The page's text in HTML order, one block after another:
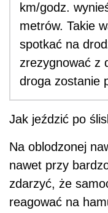
km/godz.
metrów. Takie
spotkać na
zrezygnować z
droga zostanie
Jak jeździć po
Na oblodzonej
nawet przy
zdarzyć, że
reagować na